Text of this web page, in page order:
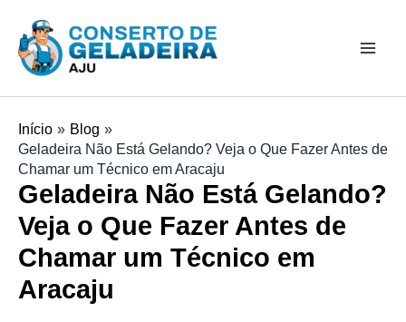
para
Início
Blog
Geladeira Não Está Gelando? Veja o Que Fazer Antes de
Chamar um Técnico em Aracaju
Geladeira Não Está Gelando?
Veja o Que Fazer Antes de
Chamar um Técnico em
Aracaju